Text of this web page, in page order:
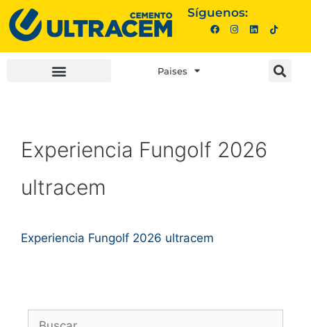
Síguenos:
Paises
Experiencia Fungolf 2026
ultracem
Experiencia Fungolf 2026 ultracem